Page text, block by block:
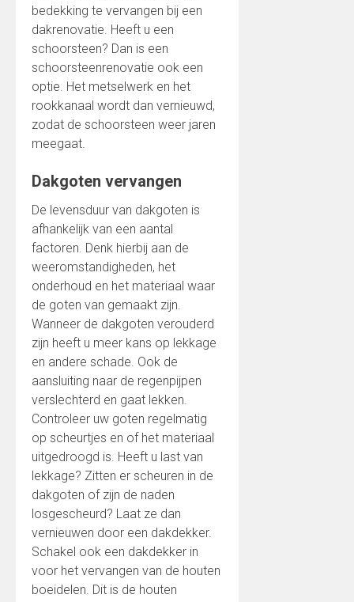
bedekking te vervangen bij een
dakrenovatie. Heeft u een
schoorsteen? Dan is een
schoorsteenrenovatie ook een
optie. Het metselwerk en het
rookkanaal wordt dan vernieuwd,
zodat de schoorsteen weer jaren
meegaat.
Dakgoten vervangen
De levensduur van dakgoten is
afhankelijk van een aantal
factoren. Denk hierbij aan de
weeromstandigheden, het
onderhoud en het materiaal waar
de goten van gemaakt zijn.
Wanneer de dakgoten verouderd
zijn heeft u meer kans op lekkage
en andere schade. Ook de
aansluiting naar de regenpijpen
verslechterd en gaat lekken.
Controleer uw goten regelmatig
op scheurtjes en of het materiaal
uitgedroogd is. Heeft u last van
lekkage? Zitten er scheuren in de
dakgoten of zijn de naden
losgescheurd? Laat ze dan
vernieuwen door een dakdekker.
Schakel ook een dakdekker in
voor het vervangen van de houten
boeidelen. Dit is de houten